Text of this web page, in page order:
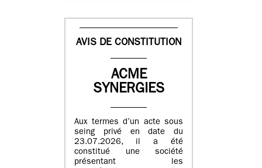
AVIS DE CONSTITUTION
ACME
SYNERGIES
Aux termes d’un acte sous
seing privé en date du
23.07.2026, il a été
constitué une société
présentant les